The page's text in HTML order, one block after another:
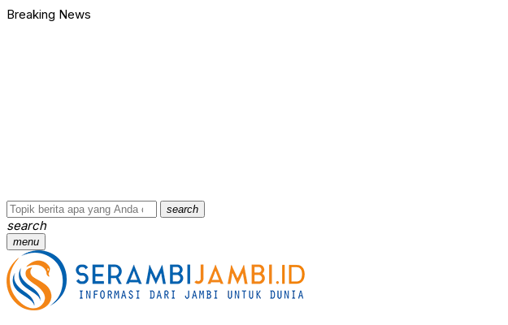
Breaking News
search
search
menu